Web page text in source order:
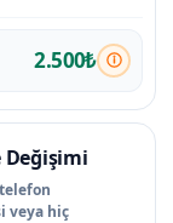
2.500₺
Değişimi
veya hiç